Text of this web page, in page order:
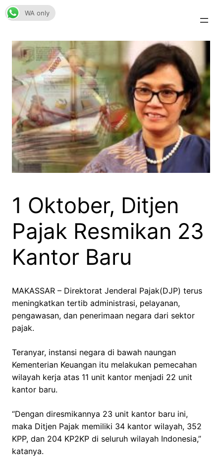
Skip
to
1 Oktober, Ditjen
Pajak Resmikan 23
Kantor Baru
MAKASSAR – Direktorat Jenderal Pajak(DJP) terus
meningkatkan tertib administrasi, pelayanan,
pengawasan, dan penerimaan negara dari sektor
pajak.
Teranyar, instansi negara di bawah naungan
Kementerian Keuangan itu melakukan pemecahan
wilayah kerja atas 11 unit kantor menjadi 22 unit
kantor baru.
“Dengan diresmikannya 23 unit kantor baru ini,
maka Ditjen Pajak memiliki 34 kantor wilayah, 352
KPP, dan 204 KP2KP di seluruh wilayah Indonesia,”
katanya.
WA only